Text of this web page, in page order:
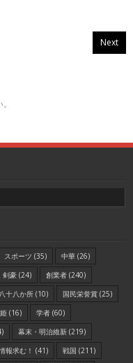
Next
スポーツ (35) 中華 (26)
剣豪 (24) 創業者 (240)
十八か所 (10) 国民栄誉賞 (25)
姫 (16) 学者 (60)
幕末・明治維新 (219)
報求む！ (41) 戦国 (211)